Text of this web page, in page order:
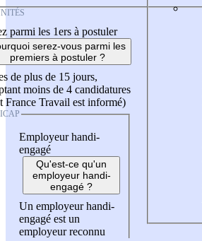
parmi les 1ers à postuler
serez-vous parmi les
premiers à postuler ?
de plus de 15 jours,
moins de 4 candidatures
France Travail est informé)
Employeur handi-
engagé
Qu'est-ce qu'un
employeur handi-
engagé ?
Un employeur handi-
engagé est un
employeur reconnu